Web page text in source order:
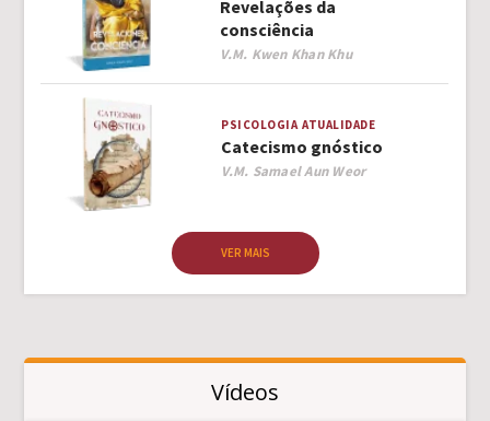
Revelações da
consciência
Author
V.M. Kwen Khan Khu
PSICOLOGIA ATUALIDADE
Catecismo gnóstico
Author
V.M. Samael Aun Weor
VER MAIS
Vídeos